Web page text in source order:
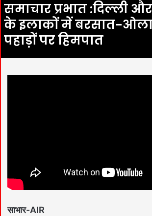
समाचार प्रभात :दिल्ली
के इलाकों में बरसात-
पहाड़ों पर हिमपात
साभार-AIR